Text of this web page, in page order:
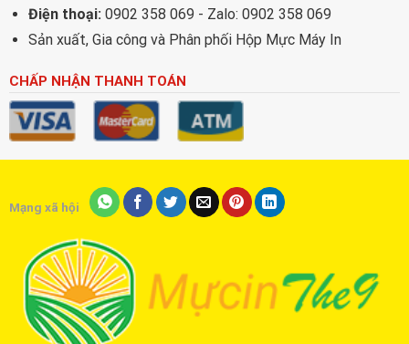
Điện thoại: 0902 358 069 - Zalo: 0902 358 069
Sản xuất, Gia công và Phân phối Hộp Mực Máy In
CHẤP NHẬN THANH TOÁN
Mạng xã hội